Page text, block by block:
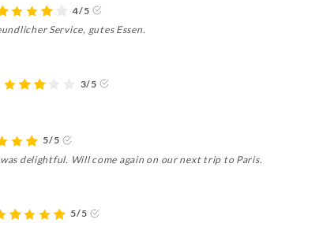
4/5
Service, gutes Essen.
3/5
5/5
delightful. Will come again on our next trip to Paris.
5/5